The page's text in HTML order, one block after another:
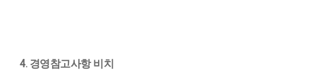
4. 경영참고사항 비치